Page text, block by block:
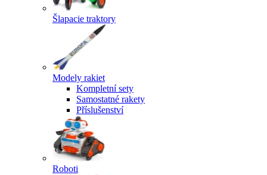
Šlapacie traktory
Modely rakiet
Kompletní sety
Samostatné rakety
Příslušenství
Roboti